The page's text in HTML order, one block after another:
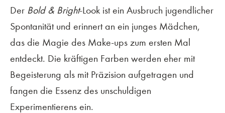
Der Bold & Bright-Look ist ein Ausbruch jugendlicher
Spontanität und erinnert an ein junges Mädchen,
das die Magie des Make-ups zum ersten Mal
entdeckt. Die kräftigen Farben werden eher mit
Begeisterung als mit Präzision aufgetragen und
fangen die Essenz des unschuldigen
Experimentierens ein.